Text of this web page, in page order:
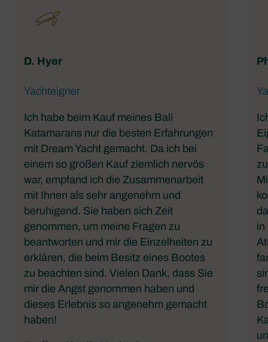
D. Hyer
Yachteigner
Ich habe beim Kauf meines Bali
Katamarans nur die besten Erfahrungen
mit Dream Yacht gemacht. Da ich bei
einem so großen Kauf ziemlich nervös
war, empfand ich die Zusammenarbeit
mit Ihnen als sehr angenehm und
beruhigend. Sie haben sich Zeit
genommen, um meine Fragen zu
beantworten und mir die Einzelheiten zu
erklären, die beim Besitz eines Bootes
zu beachten sind. Vielen Dank, dass Sie
mir die Angst genommen haben und
dieses Erlebnis so angenehm gemacht
haben!
in